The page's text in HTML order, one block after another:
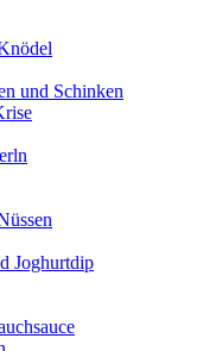
und Schinken
Joghurtdip